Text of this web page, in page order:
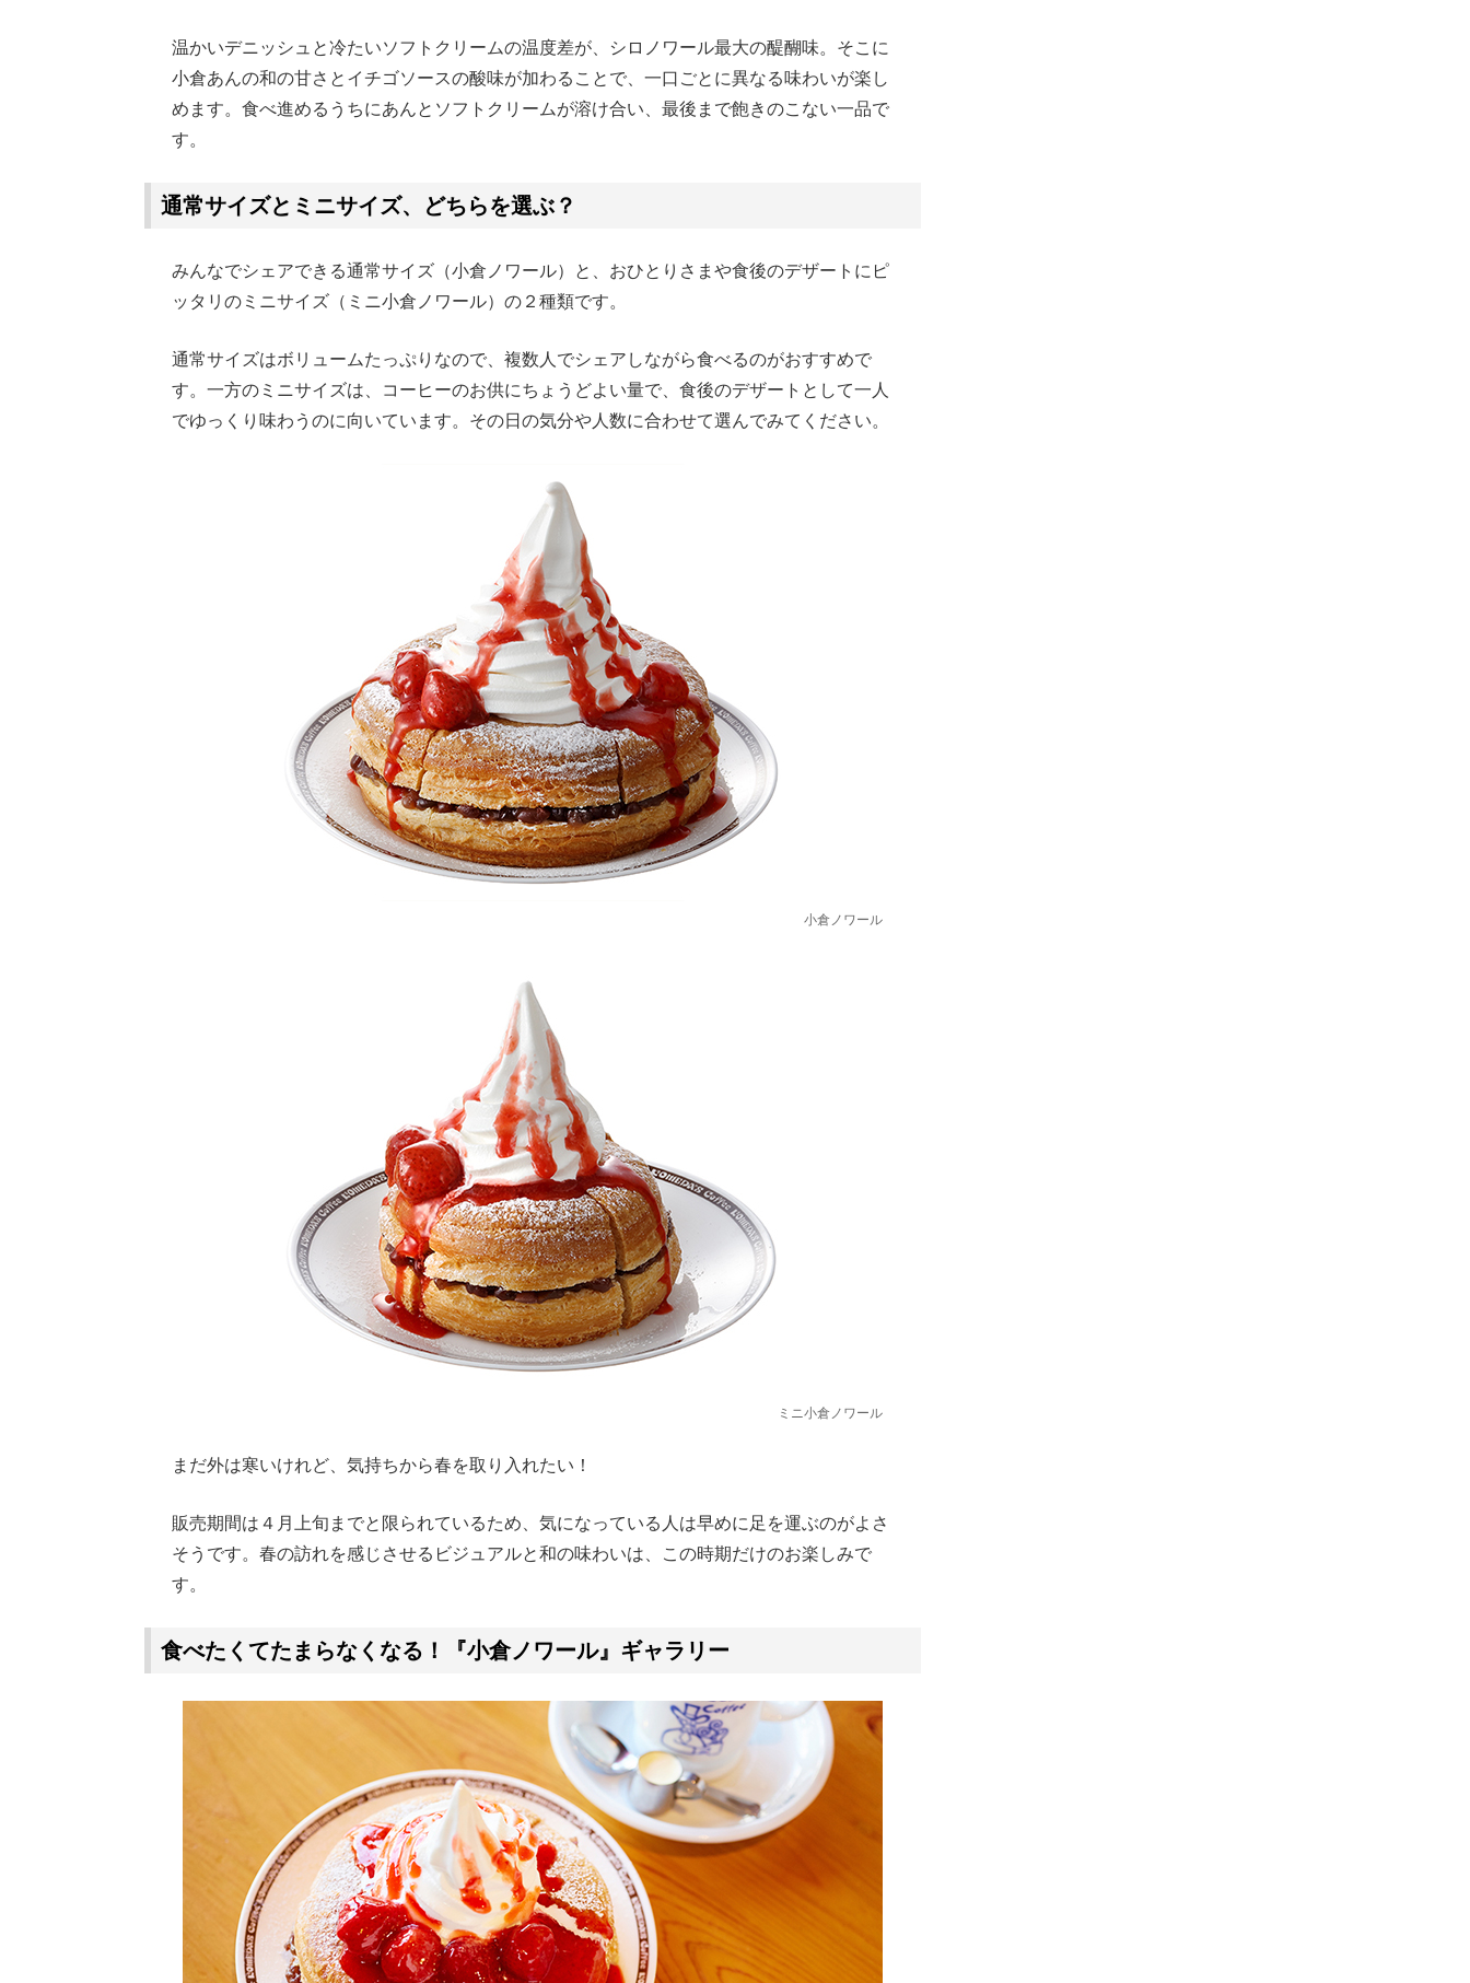
温かいデニッシュと冷たいソフトクリームの温度差が、シロノワール最大の醍醐味。そこに
小倉あんの和の甘さとイチゴソースの酸味が加わることで、一口ごとに異なる味わいが楽し
めます。食べ進めるうちにあんとソフトクリームが溶け合い、最後まで飽きのこない一品で
す。
通常サイズとミニサイズ、どちらを選ぶ？
みんなでシェアできる通常サイズ（小倉ノワール）と、おひとりさまや食後のデザートにピ
ッタリのミニサイズ（ミニ小倉ノワール）の２種類です。
通常サイズはボリュームたっぷりなので、複数人でシェアしながら食べるのがおすすめで
す。一方のミニサイズは、コーヒーのお供にちょうどよい量で、食後のデザートとして一人
でゆっくり味わうのに向いています。その日の気分や人数に合わせて選んでみてください。
小倉ノワール
ミニ小倉ノワール
まだ外は寒いけれど、気持ちから春を取り入れたい！
販売期間は４月上旬までと限られているため、気になっている人は早めに足を運ぶのがよさ
そうです。春の訪れを感じさせるビジュアルと和の味わいは、この時期だけのお楽しみで
す。
食べたくてたまらなくなる！『小倉ノワール』ギャラリー